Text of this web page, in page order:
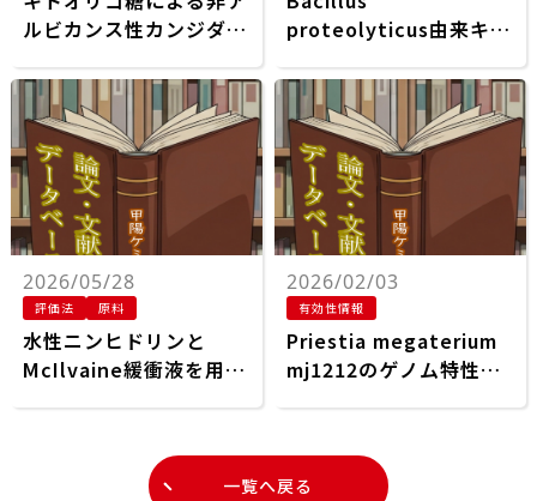
ルビカンス性カンジダ菌
リウム属菌の標的化：抗
真菌メカニズムの解明
proteolyticus由来キチ
特性化および応用
2026/05/28
評価法 原料
水性ニンヒドリンと
McIlvaine緩衝液を用い
2026/02/03
有効性情報
Priestia megaterium
mj1212のゲノム特性と
グルコサミンとの相乗効
果
一覧へ戻る